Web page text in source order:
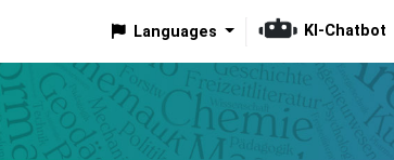
Languages KI-Chatbot